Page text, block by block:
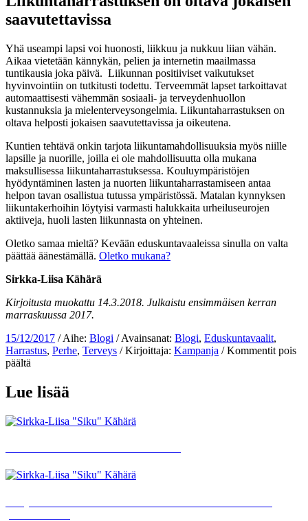
saavutettavissa
Yhä useampi lapsi voi huonosti, liikkuu ja nukkuu liian vähän.
Aikaa vietetään kännykän, pelien ja internetin maailmassa
tuntikausia joka päivä. Liikunnan positiiviset vaikutukset
hyvinvointiin on tutkitusti todettu. Terveemmät lapset tarkoittavat
automaattisesti vähemmän sosiaali- ja terveydenhuollon
kustannuksia ja mielenterveysongelmia. Liikuntaharrastuksen on
oltava helposti jokaisen saavutettavissa ja oikeutena.
Kuntien tehtävä onkin tarjota liikuntamahdollisuuksia myös niille
lapsille ja nuorille, joilla ei ole mahdollisuutta olla mukana
maksullisessa liikuntaharrastuksessa. Kouluympäristöjen
hyödyntäminen lasten ja nuorten liikuntaharrastamiseen antaa
helpon tavan osallistua tutussa ympäristössä. Matalan kynnyksen
liikuntakerhoihin löytyisi varmasti halukkaita urheiluseurojen
aktiiveja, huoli lasten liikunnasta on yhteinen.
Oletko samaa mieltä? Kevään eduskuntavaaleissa sinulla on valta
päättää äänestämällä. Oletko mukana?
Sirkka-Liisa Kähärä
Kirjoitusta muokattu 14.3.2018. Julkaistu ensimmäisen kerran
marraskuussa 2017.
15/12/2017 / Aihe: Blogi / Avainsanat: Blogi, Eduskuntavaalit,
Harrastus, Perhe, Terveys / Kirjoittaja: Kampanja /Kommentit pois
päältä
hintalappuun
0
Lue lisää